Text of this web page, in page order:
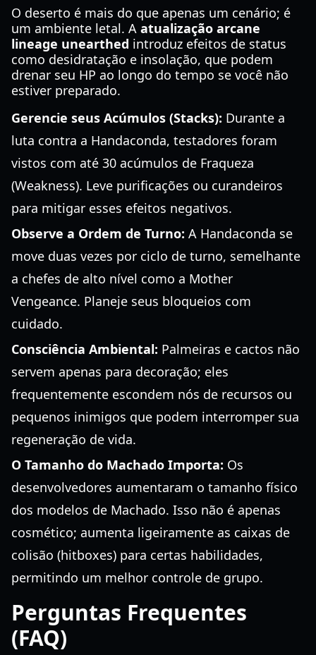
O deserto é mais do que apenas um cenário; é
um ambiente letal. A atualização arcane
lineage unearthed introduz efeitos de status
como desidratação e insolação, que podem
drenar seu HP ao longo do tempo se você não
estiver preparado.
Gerencie seus Acúmulos (Stacks): Durante a
luta contra a Handaconda, testadores foram
vistos com até 30 acúmulos de Fraqueza
(Weakness). Leve purificações ou curandeiros
para mitigar esses efeitos negativos.
Observe a Ordem de Turno: A Handaconda se
move duas vezes por ciclo de turno, semelhante
a chefes de alto nível como a Mother
Vengeance. Planeje seus bloqueios com
cuidado.
Consciência Ambiental: Palmeiras e cactos não
servem apenas para decoração; eles
frequentemente escondem nós de recursos ou
pequenos inimigos que podem interromper sua
regeneração de vida.
O Tamanho do Machado Importa: Os
desenvolvedores aumentaram o tamanho físico
dos modelos de Machado. Isso não é apenas
cosmético; aumenta ligeiramente as caixas de
colisão (hitboxes) para certas habilidades,
permitindo um melhor controle de grupo.
Perguntas Frequentes
(FAQ)